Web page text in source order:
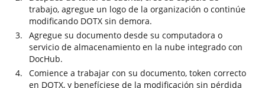
trabajo, agregue un logo de la organización o continúe
modificando DOTX sin demora.
Agregue su documento desde su computadora o
servicio de almacenamiento en la nube integrado con
DocHub.
Comience a trabajar con su documento, token correcto
en DOTX, y benefíciese de la modificación sin pérdida